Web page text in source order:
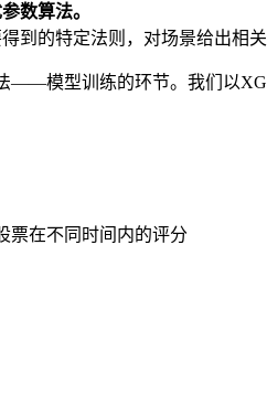
数算法。
到的特定法则，对场景给出相
模型训练的环节。我们以
票在不同时间内的评分